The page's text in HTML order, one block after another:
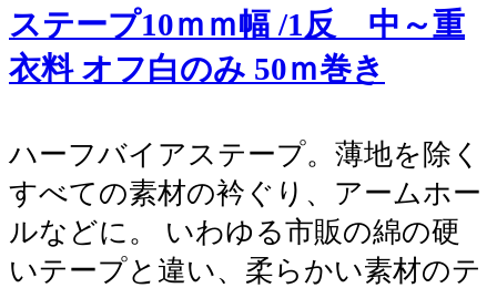
ステープ10ｍｍ幅 /1反 中～重
衣料 オフ白のみ 50ｍ巻き
ハーフバイアステープ。薄地を除く
すべての素材の衿ぐり、アームホー
ルなどに。 いわゆる市販の綿の硬
いテープと違い、柔らかい素材のテ